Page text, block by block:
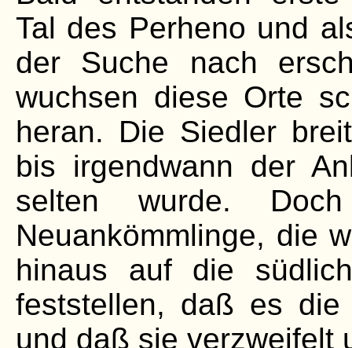
Tal des Perheno und
der Suche nach
wuchsen diese Orte
heran. Die Siedler
bis irgendwann der
selten wurde.
Neuankömmlinge, die
hinaus auf die
feststellen, daß es
und daß sie verzweifelt